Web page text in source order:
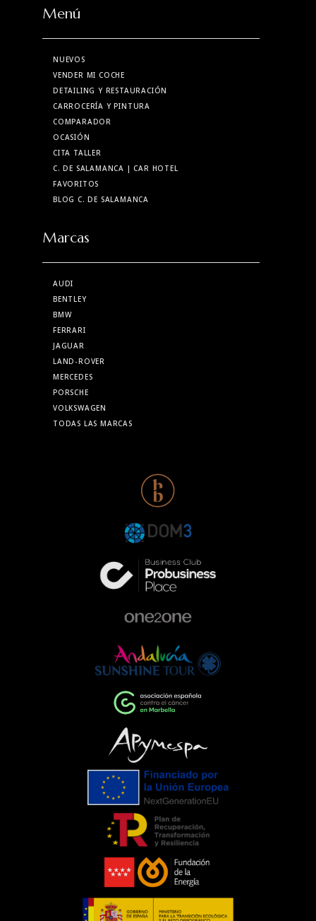
Menú
NUEVOS
VENDER MI COCHE
DETAILING Y RESTAURACIÓN
CARROCERÍA Y PINTURA
COMPARADOR
OCASIÓN
CITA TALLER
C. DE SALAMANCA | CAR HOTEL
FAVORITOS
BLOG C. DE SALAMANCA
Marcas
AUDI
BENTLEY
BMW
FERRARI
JAGUAR
LAND-ROVER
MERCEDES
PORSCHE
VOLKSWAGEN
TODAS LAS MARCAS